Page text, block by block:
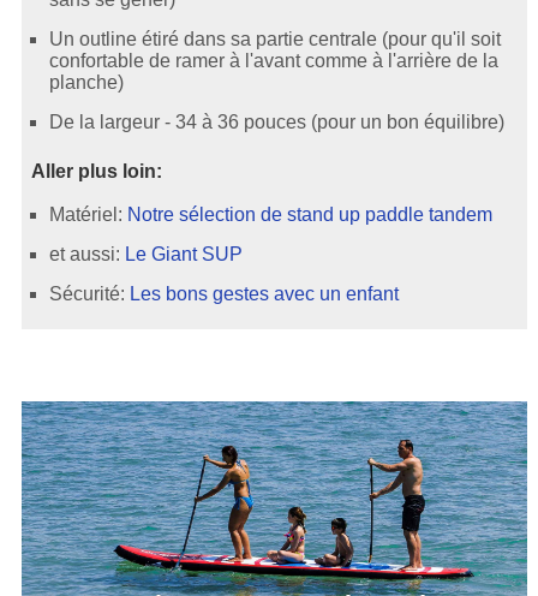
Un outline étiré dans sa partie centrale (pour qu'il soit
confortable de ramer à l'avant comme à l'arrière de la
planche)
De la largeur - 34 à 36 pouces (pour un bon équilibre)
Aller plus loin:
Matériel: Notre sélection de stand up paddle tandem
et aussi: Le Giant SUP
Sécurité: Les bons gestes avec un enfant